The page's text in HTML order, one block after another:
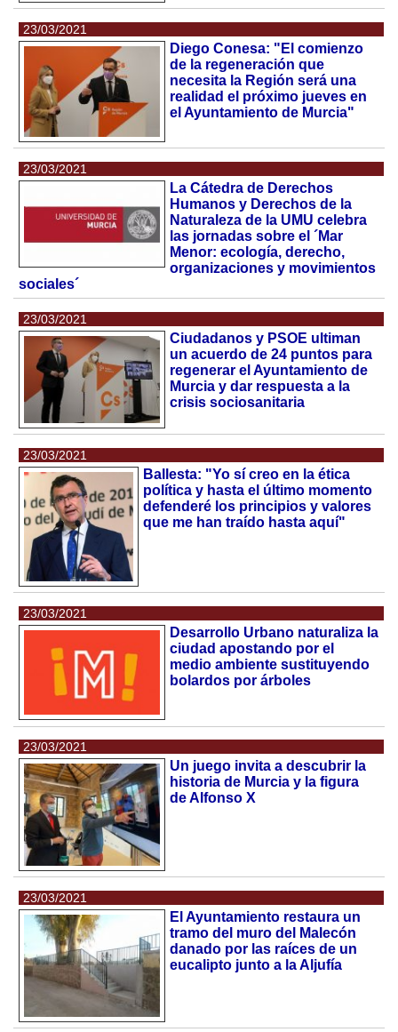
23/03/2021
Diego Conesa: "El comienzo
de la regeneración que
necesita la Región será una
realidad el próximo jueves en
el Ayuntamiento de Murcia"
23/03/2021
La Cátedra de Derechos
Humanos y Derechos de la
Naturaleza de la UMU celebra
las jornadas sobre el ´Mar
Menor: ecología, derecho,
organizaciones y movimientos
sociales´
23/03/2021
Ciudadanos y PSOE ultiman
un acuerdo de 24 puntos para
regenerar el Ayuntamiento de
Murcia y dar respuesta a la
crisis sociosanitaria
23/03/2021
Ballesta: "Yo sí creo en la ética
política y hasta el último momento
defenderé los principios y valores
que me han traído hasta aquí"
23/03/2021
Desarrollo Urbano naturaliza la
ciudad apostando por el
medio ambiente sustituyendo
bolardos por árboles
23/03/2021
Un juego invita a descubrir la
historia de Murcia y la figura
de Alfonso X
23/03/2021
El Ayuntamiento restaura un
tramo del muro del Malecón
danado por las raíces de un
eucalipto junto a la Aljufía